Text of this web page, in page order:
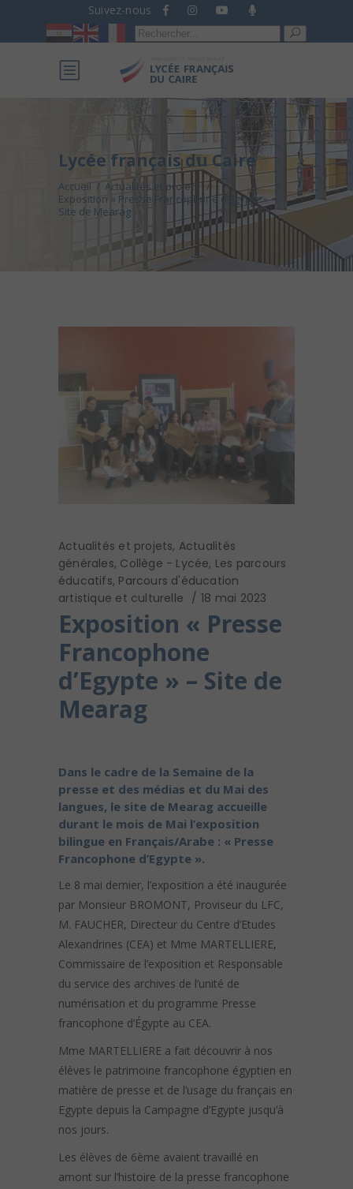
Suivez-nous
Recherche
pour :
Lycée français du Caire
Accueil / Actualités et projets
/
Exposition « Presse Francophone d’Egypte » –
Site de Mearag
Actualités et projets, Actualités
générales, Collège - Lycée, Les parcours
éducatifs, Parcours d'éducation
artistique et culturelle
18 mai 2023
Exposition « Presse
Francophone
d’Egypte » – Site de
Mearag
Dans le cadre de la Semaine de la
presse et des médias et du Mai des
langues, le site de Mearag accueille
durant le mois de Mai l’exposition
bilingue en Français/Arabe : « Presse
Francophone d’Egypte ».
Le 8 mai dernier, l’exposition a été inaugurée
par Monsieur BROMONT, Proviseur du LFC,
M. FAUCHER, Directeur du Centre d’Etudes
Alexandrines (CEA) et Mme MARTELLIERE,
Commissaire de l’exposition et Responsable
du service des archives de l’unité de
numérisation et du programme Presse
francophone d’Égypte au CEA.
Mme MARTELLIERE a fait découvrir à nos
élèves le patrimoine francophone égyptien en
matière de presse et de l’usage du français en
Egypte depuis la Campagne d’Egypte jusqu’à
nos jours.
Les élèves de 6ème avaient travaillé en
amont sur l’histoire de la presse francophone